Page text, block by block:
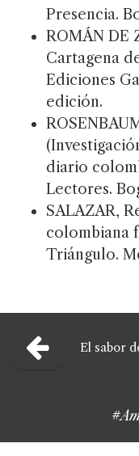
Presencia.
ROMÁN DE
Cartagena
Ediciones
edición.
diario
Lectores.
SALAZAR,
colombiana
Triángulo.
El sabor